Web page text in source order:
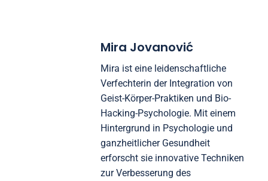
Mira Jovanović
Mira ist eine leidenschaftliche
Verfechterin der Integration von
Geist-Körper-Praktiken und Bio-
Hacking-Psychologie. Mit einem
Hintergrund in Psychologie und
ganzheitlicher Gesundheit
erforscht sie innovative Techniken
zur Verbesserung des